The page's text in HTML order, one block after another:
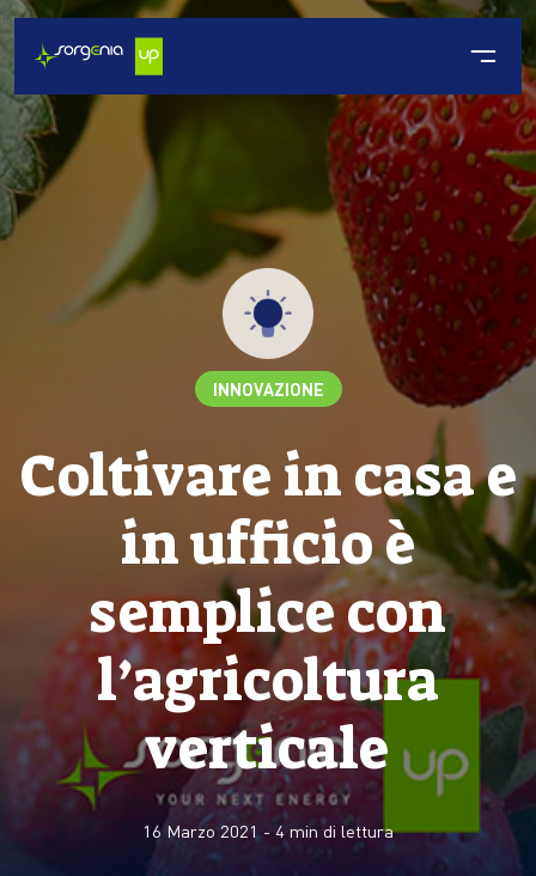
INNOVAZIONE
Coltivare in casa e
in ufficio è
semplice con
l’agricoltura
verticale
16 Marzo 2021 - 4 min di lettura